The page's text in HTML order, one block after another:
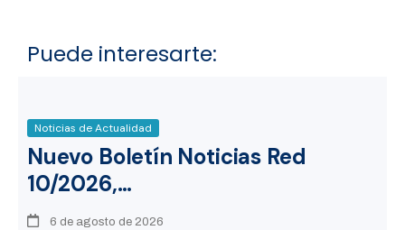
Puede interesarte:
Noticias de Actualidad
Nuevo Boletín Noticias Red
10/2026,…
6 de agosto de 2026